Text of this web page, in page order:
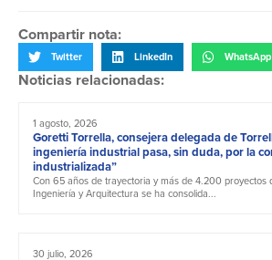
Compartir nota:
Twitter LinkedIn WhatsApp
Noticias relacionadas:
1 agosto, 2026
Goretti Torrella, consejera delegada de
ingeniería industrial pasa, sin duda, por la
industrializada”
Con 65 años de trayectoria y más de 4.200 proyectos
Ingeniería y Arquitectura se ha consolida...
30 julio, 2026